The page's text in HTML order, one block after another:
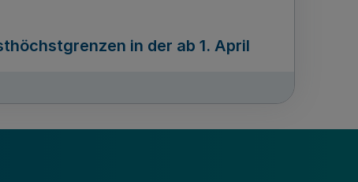
in der ab 1. April